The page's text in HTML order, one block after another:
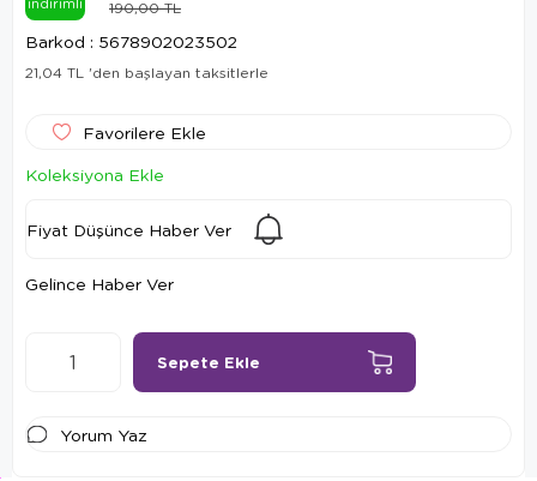
indirimli 190,00 TL
Barkod : 5678902023502
21,04 TL 'den başlayan taksitlerle
Favorilere Ekle
Koleksiyona Ekle
Fiyat Düşünce Haber Ver
Gelince Haber Ver
Yorum Yaz